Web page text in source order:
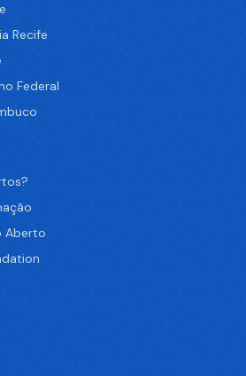
Recife
Federal
Aberto